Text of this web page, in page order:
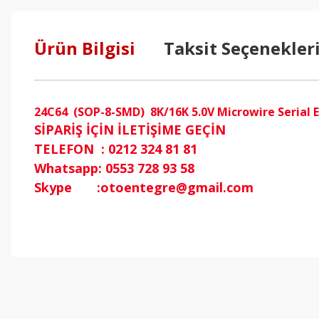
Ürün Bilgisi Taksit Seçenekleri
24C64 (SOP-8-SMD) 8K/16K 5.0V Microwire Serial
SİPARİŞ İÇİN İLETİŞİME GEÇİN
TELEFON : 0212 324 81 81
Whatsapp: 0553 728 93 58
Skype :otoentegre@gmail.com